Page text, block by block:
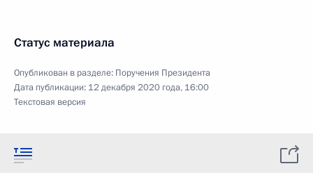
Статус материала
Опубликован в разделе: Поручения Президента
Дата публикации: 12 декабря 2020 года, 16:00
Текстовая версия